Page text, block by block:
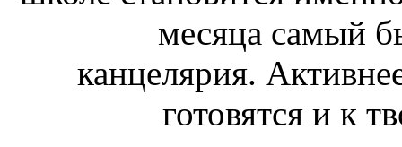
месяца самый
канцелярия.
готовятся и к